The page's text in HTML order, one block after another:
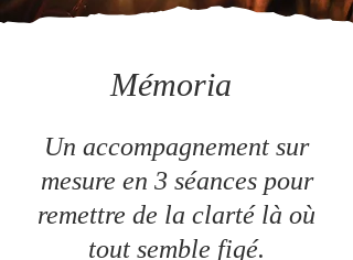
Mémoria
Un accompagnement sur
mesure en 3 séances pour
remettre de la clarté là où
tout semble figé.